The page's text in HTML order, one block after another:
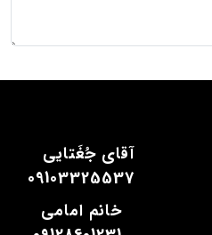
آقای جُغَتایی
09103325537
خانم امامی